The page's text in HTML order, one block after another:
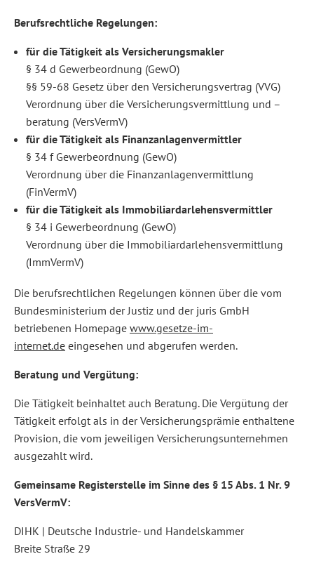
Berufsrechtliche Regelungen:
für die Tätigkeit als Versicherungsmakler
§ 34 d Gewerbeordnung (GewO)
§§ 59-68 Gesetz über den Versicherungsvertrag (VVG)
Verordnung über die Versicherungsvermittlung und –
beratung (VersVermV)
für die Tätigkeit als Finanzanlagenvermittler
§ 34 f Gewerbeordnung (GewO)
Verordnung über die Finanzanlagenvermittlung
(FinVermV)
für die Tätigkeit als Immobiliardarlehensvermittler
§ 34 i Gewerbeordnung (GewO)
Verordnung über die Immobiliardarlehensvermittlung
(ImmVermV)
Die berufsrechtlichen Regelungen können über die vom
Bundesministerium der Justiz und der juris GmbH
betriebenen Homepage www.gesetze-im-
internet.de eingesehen und abgerufen werden.
Beratung und Vergütung:
Die Tätigkeit beinhaltet auch Beratung. Die Vergütung der
Tätigkeit erfolgt als in der Versicherungsprämie enthaltene
Provision, die vom jeweiligen Versicherungsunternehmen
ausgezahlt wird.
Gemeinsame Registerstelle im Sinne des § 15 Abs. 1 Nr. 9
VersVermV:
DIHK | Deutsche Industrie- und Handelskammer
Breite Straße 29